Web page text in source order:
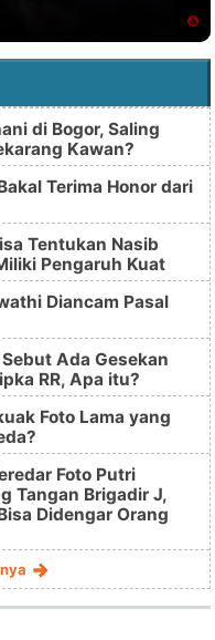
di Bogor, Saling
Kawan?
Terima Honor dari
Tentukan Nasib
Pengaruh Kuat
Diancam Pasal
Ada Gesekan
RR, Apa itu?
Foto Lama yang
Foto Putri
Tangan Brigadir J,
Didengar Orang